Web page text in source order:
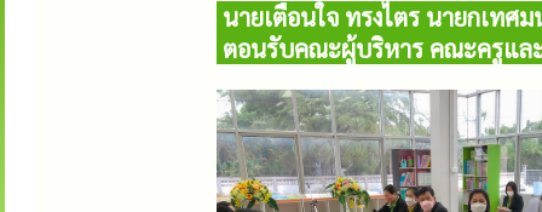
นายเตือนใจ ทรงไตร นายกเทศ
ตอนรับคณะผู้บริหาร คณะครูและ